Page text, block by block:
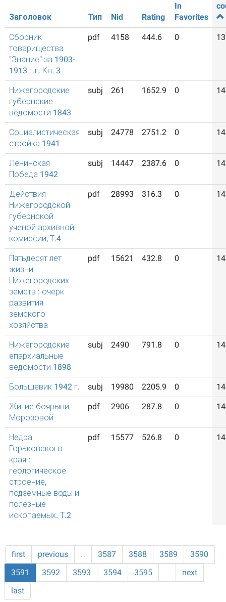
Заголовок Тип Nid Rating
In
Favorites
Сборник
товарищества
"Знание" за 1903-
1913 г.г. Кн. 3
pdf 4158 444.6 0
Нижегородские
губернские
ведомости 1843
subj 261 1652.9 0
Социалистическая
стройка 1941
subj 24778 2751.2 0
Ленинская
Победа 1942
subj 14447 2387.6 0
Действия
Нижегородской
губернской
ученой архивной
комиссии, Т.4
pdf 28993 316.3 0
Пятьдесят лет
жизни
Нижегородских
земств : очерк
развития
земского
хозяйства
pdf 15621 432.8 0
Нижегородские
епархиальные
ведомости 1898
subj 2490 791.8 0
Большевик 1942 г. subj 19980 2205.9 0
Житие боярыни
Морозовой
pdf 2906 287.8 0
Недра
Горьковского
края :
геологическое
строение,
подземные воды и
полезные
ископаемых. Т.2
pdf 15577 526.8 0
first previous … 3587 3588 3589
3590
3591
3592 3593 3594 3595 …
next
last